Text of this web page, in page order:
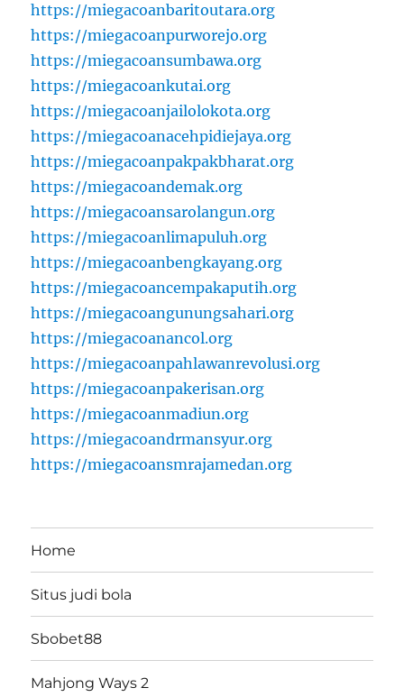
https://miegacoanbaritoutara.org
https://miegacoanpurworejo.org
https://miegacoansumbawa.org
https://miegacoankutai.org
https://miegacoanjailolokota.org
https://miegacoanacehpidiejaya.org
https://miegacoanpakpakbharat.org
https://miegacoandemak.org
https://miegacoansarolangun.org
https://miegacoanlimapuluh.org
https://miegacoanbengkayang.org
https://miegacoancempakaputih.org
https://miegacoangunungsahari.org
https://miegacoanancol.org
https://miegacoanpahlawanrevolusi.org
https://miegacoanpakerisan.org
https://miegacoanmadiun.org
https://miegacoandrmansyur.org
https://miegacoansmrajamedan.org
Home
Situs judi bola
Sbobet88
Mahjong Ways 2